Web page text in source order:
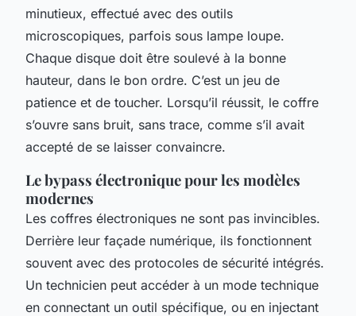
minutieux, effectué avec des outils
microscopiques, parfois sous lampe loupe.
Chaque disque doit être soulevé à la bonne
hauteur, dans le bon ordre. C’est un jeu de
patience et de toucher. Lorsqu’il réussit, le coffre
s’ouvre sans bruit, sans trace, comme s’il avait
accepté de se laisser convaincre.
Le bypass électronique pour les modèles
modernes
Les coffres électroniques ne sont pas invincibles.
Derrière leur façade numérique, ils fonctionnent
souvent avec des protocoles de sécurité intégrés.
Un technicien peut accéder à un mode technique
en connectant un outil spécifique, ou en injectant